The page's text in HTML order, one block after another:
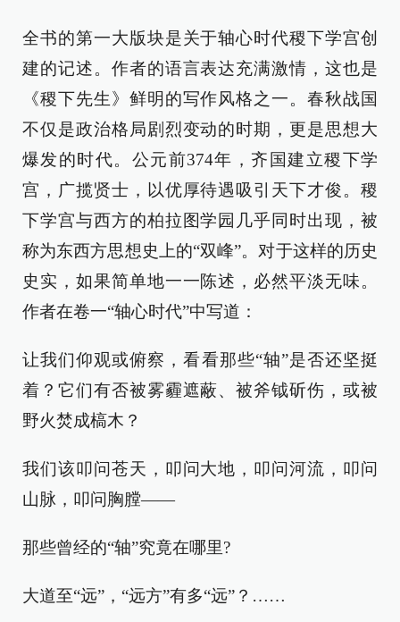
全书的第一大版块是关于轴心时代稷下学宫创
建的记述。作者的语言表达充满激情，这也是
《稷下先生》鲜明的写作风格之一。春秋战国
不仅是政治格局剧烈变动的时期，更是思想大
爆发的时代。公元前374年，齐国建立稷下学
宫，广揽贤士，以优厚待遇吸引天下才俊。稷
下学宫与西方的柏拉图学园几乎同时出现，被
称为东西方思想史上的“双峰”。对于这样的历史
史实，如果简单地一一陈述，必然平淡无味。
作者在卷一“轴心时代”中写道：
让我们仰观或俯察，看看那些“轴”是否还坚挺
着？它们有否被雾霾遮蔽、被斧钺斫伤，或被
野火焚成槁木？
我们该叩问苍天，叩问大地，叩问河流，叩问
山脉，叩问胸膛——
那些曾经的“轴”究竟在哪里?
大道至“远”，“远方”有多“远”？……